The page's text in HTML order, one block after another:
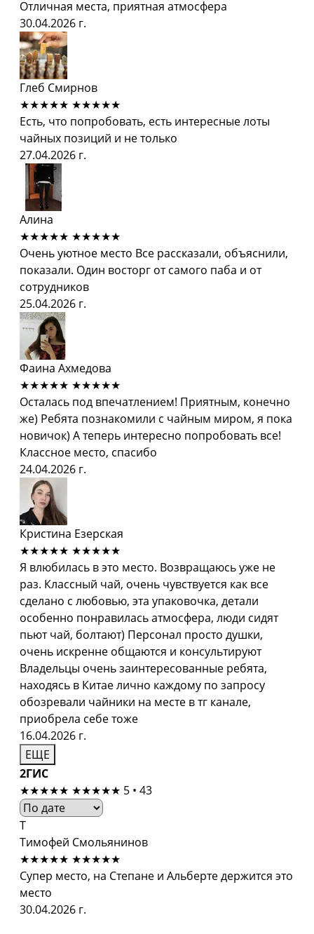
Отличная места, приятная атмосфера
30.04.2026 г.
Глеб Смирнов
★★★★★ ★★★★★
Есть, что попробовать, есть интересные лоты
чайных позиций и не только
27.04.2026 г.
Алина
★★★★★ ★★★★★
Очень уютное место Все рассказали, объяснили,
показали. Один восторг от самого паба и от
сотрудников
25.04.2026 г.
Фаина Ахмедова
★★★★★ ★★★★★
Осталась под впечатлением! Приятным, конечно
же) Ребята познакомили с чайным миром, я пока
новичок) А теперь интересно попробовать все!
Классное место, спасибо
24.04.2026 г.
Кристина Езерская
★★★★★ ★★★★★
Я влюбилась в это место. Возвращаюсь уже не
раз. Классный чай, очень чувствуется как все
сделано с любовью, эта упаковочка, детали
особенно понравилась атмосфера, люди сидят
пьют чай, болтают) Персонал просто душки,
очень искренне общаются и консультируют
Владельцы очень заинтересованные ребята,
находясь в Китае лично каждому по запросу
обозревали чайники на месте в тг канале,
приобрела себе тоже
16.04.2026 г.
ЕЩЕ
2ГИС
★★★★★ ★★★★★ 5 • 43
Т
Тимофей Смольянинов
★★★★★ ★★★★★
Супер место, на Степане и Альберте держится это
место
30.04.2026 г.